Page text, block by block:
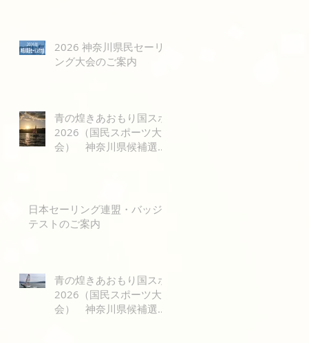
2026 神奈川県民セーリ
ング大会のご案内
青の煌きあおもり国スポ
2026（国民スポーツ大
会） 神奈川県候補選手
日本セーリング連盟・バッジ
テストのご案内
青の煌きあおもり国スポ
2026（国民スポーツ大
会） 神奈川県候補選手